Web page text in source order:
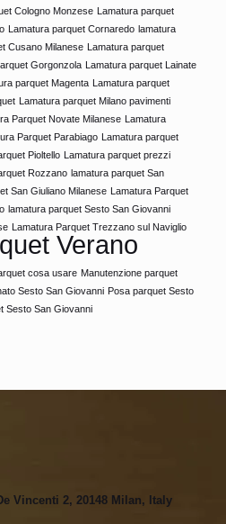
Cologno Monzese Lamatura parquet
Lamatura parquet Cornaredo lamatura
Cusano Milanese Lamatura parquet
Gorgonzola Lamatura parquet Lainate
parquet Magenta Lamatura parquet
Lamatura parquet Milano pavimenti
Parquet Novate Milanese Lamatura
Parquet Parabiago Lamatura parquet
Pioltello Lamatura parquet prezzi
Rozzano lamatura parquet San
San Giuliano Milanese Lamatura Parquet
lamatura parquet Sesto San Giovanni
Lamatura Parquet Trezzano sul Naviglio
Verano
cosa usare Manutenzione parquet
Sesto San Giovanni Posa parquet Sesto
Sesto San Giovanni
Vincenti 2, 20148 Milan, Italy